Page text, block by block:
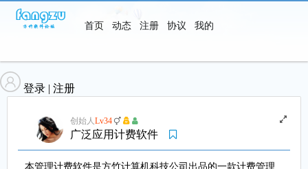
首页 动态 注册 协议 我的
登录 | 注册
创始人Lv34
广泛应用计费软件
本管理计费软件是方竹计算机科技公司出品的一款计费管理